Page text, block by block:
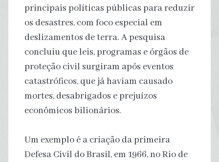
principais políticas públicas para reduzir
os desastres, com foco especial em
deslizamentos de terra. A pesquisa
concluiu que leis, programas e órgãos de
proteção civil surgiram após eventos
catastróficos, que já haviam causado
mortes, desabrigados e prejuízos
econômicos bilionários.
Um exemplo é a criação da primeira
Defesa Civil do Brasil, em 1966, no Rio de